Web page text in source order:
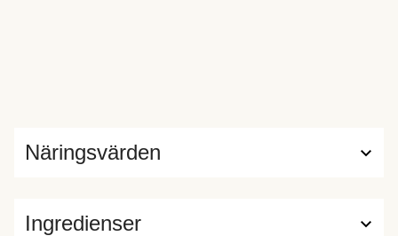
Ingredienser
Näringsvärden